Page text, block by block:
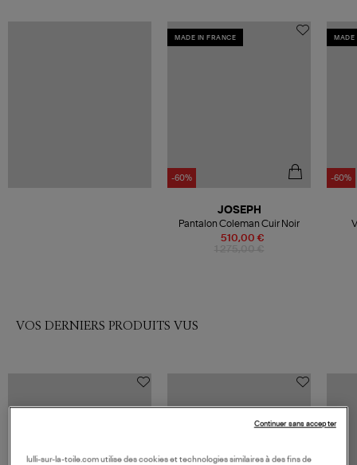
MADE IN FRANCE
-60%
510,00 €
JOSEPH
Pantalon Coleman Cuir Noir
MADE
-60%
VOS DERNIERS PRODUITS VUS
lulli-sur-la-toile.com utilise des cookies et technologies similaires à des fins de
Continuer sans accepter